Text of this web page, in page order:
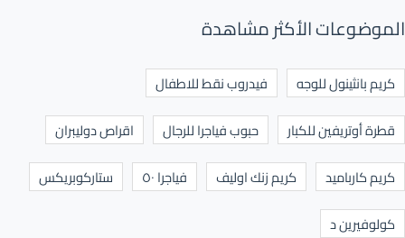
الموضوعات الأكثر مشاهدة
كريم بانثينول للوجه
فيدروب نقط للاطفال
قطرة أوتريفين للكبار
حبوب فياجرا للرجال
اقراص دوليبران
كريم كارباميد
كريم زنك اوليف فياجرا ٥٠
ستاركوبريكس
كولوفيرين د